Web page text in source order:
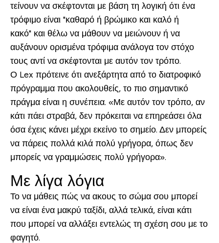
τείνουν να σκέφτονται με βάση τη λογική ότι ένα
τρόφιμο είναι "καθαρό ή βρώμικο και καλό ή
κακό" και θέλω να μάθουν να μειώνουν ή να
αυξάνουν ορισμένα τρόφιμα ανάλογα τον στόχο
τους αντί να σκέφτονται με αυτόν τον τρόπο.
Ο Lex πρότεινε ότι ανεξάρτητα από το διατροφικό
πρόγραμμα που ακολουθείς, το πιο σημαντικό
πράγμα είναι η συνέπεια. «Με αυτόν τον τρόπο, αν
κάτι πάει στραβά, δεν πρόκειται να επηρεάσει όλα
όσα έχεις κάνει μέχρι εκείνο το σημείο. Δεν μπορείς
να πάρεις πολλά κιλά πολύ γρήγορα, όπως δεν
μπορείς να γραμμώσεις πολύ γρήγορα».
Με λίγα λόγια
Το να μάθεις πώς να ακους το σώμα σου μπορεί
να είναι ένα μακρύ ταξίδι, αλλά τελικά, είναι κάτι
που μπορεί να αλλάξει εντελώς τη σχέση σου με το
φαγητό.